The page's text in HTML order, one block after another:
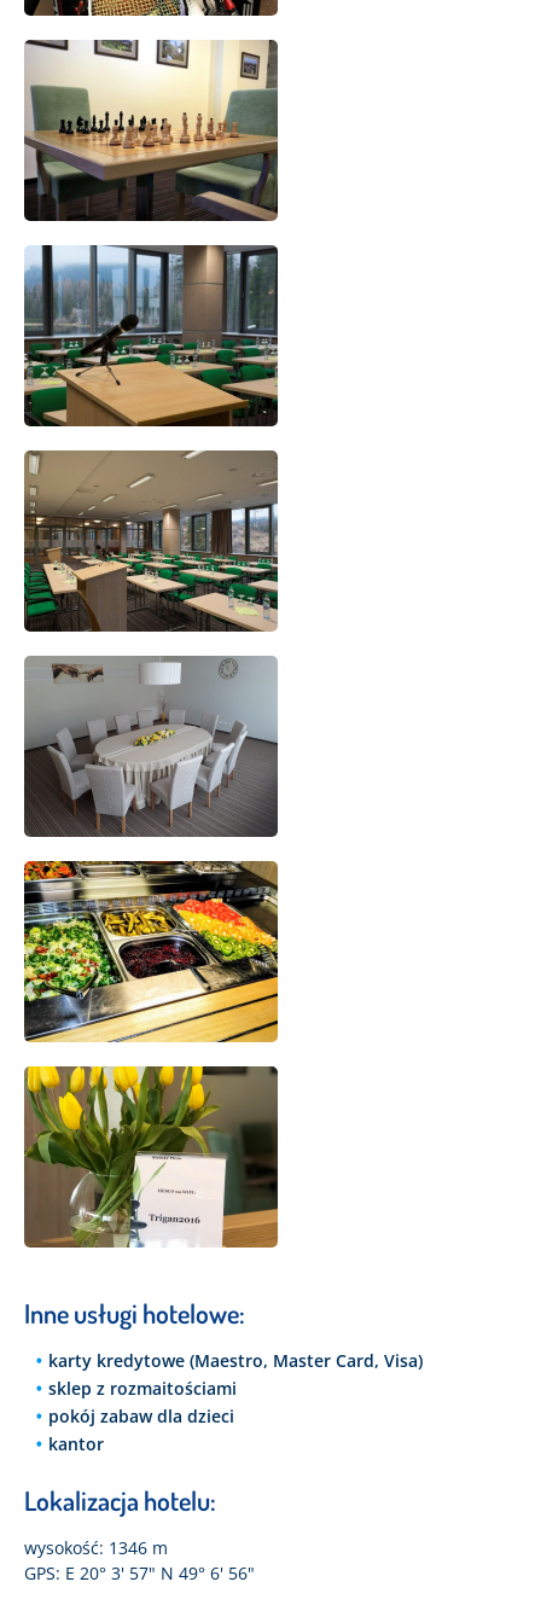
Inne usługi hotelowe:
karty kredytowe (Maestro, Master Card, Visa)
sklep z rozmaitościami
pokój zabaw dla dzieci
kantor
Lokalizacja hotelu:
wysokość: 1346 m
GPS: E 20° 3' 57" N 49° 6' 56"